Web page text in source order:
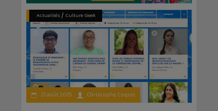
Actualités/ Culture Geek
21 août 2015 Christophe Coquis